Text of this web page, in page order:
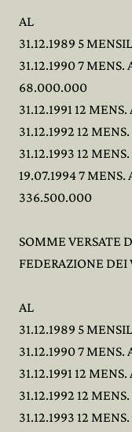
AL
31.12.1989 5
31.12.1990 7
68.000.000
31.12.1991 12
31.12.1992 12
31.12.1993 12
19.07.1994 7
336.500.000
SOMME VERSATE
FEDERAZIONE DEI
AL
31.12.1989 5
31.12.1990 7
31.12.1991 12
31.12.1992 12
31.12.1993 12